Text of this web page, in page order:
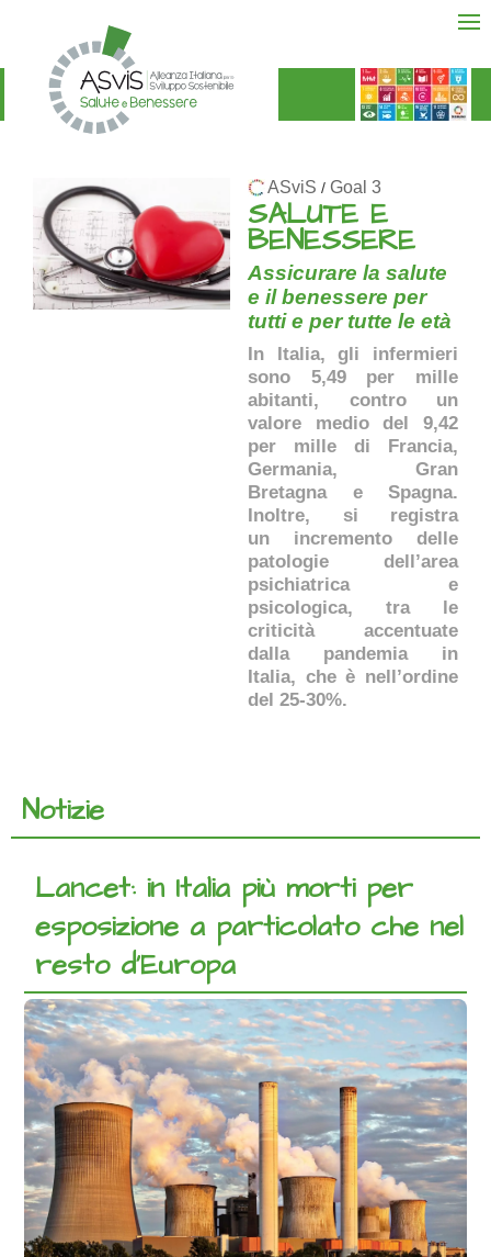
ASviS / Goal 3
SALUTE E
BENESSERE
Assicurare la salute
e il benessere per
tutti e per tutte le età
In Italia, gli infermieri
sono 5,49 per mille
abitanti, contro un
valore medio del 9,42
per mille di Francia,
Germania, Gran
Bretagna e Spagna.
Inoltre, si registra
un incremento delle
patologie dell’area
psichiatrica e
psicologica, tra le
criticità accentuate
dalla pandemia in
Italia, che è nell’ordine
del 25-30%.
Notizie
Lancet: in Italia più morti per
esposizione a particolato che nel
resto d’Europa